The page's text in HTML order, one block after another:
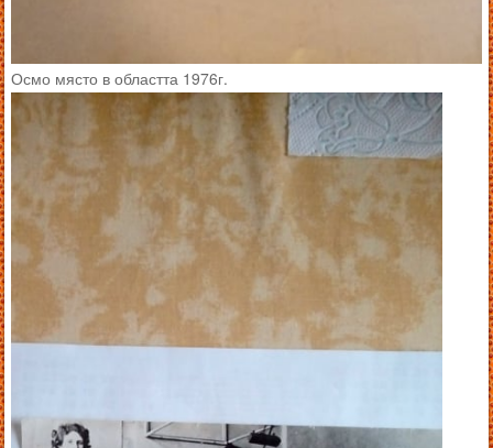
Осмо място в областта 1976г.